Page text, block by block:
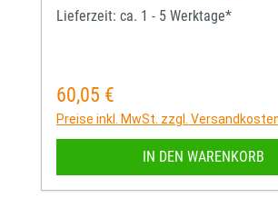
Lieferzeit: ca. 1 - 5 Werktage*
Regulärer Preis:
60,05 €
Preise inkl. MwSt. zzgl.
IN DEN WARENKORB